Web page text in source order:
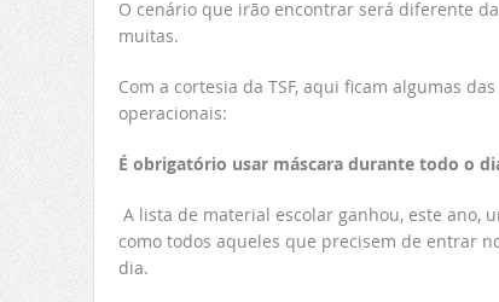
O cenário que irão encontrar será diferente
muitas.
Com a cortesia da TSF, aqui ficam algumas
operacionais:
É obrigatório usar máscara durante todo o
A lista de material escolar ganhou, este ano,
como todos aqueles que precisem de entrar
dia.